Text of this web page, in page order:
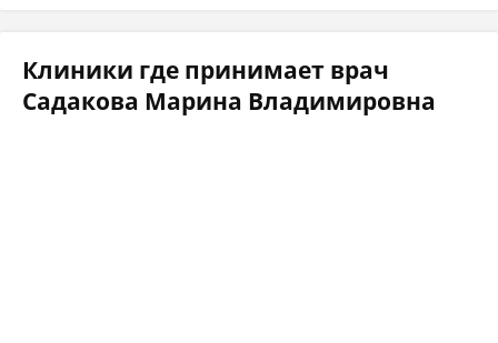
Клиники где принимает врач
Садакова Марина Владимировна